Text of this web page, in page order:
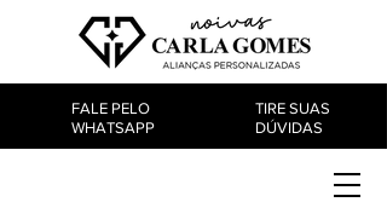
FALE PELO
WHATSAPP
TIRE SUAS
DÚVIDAS